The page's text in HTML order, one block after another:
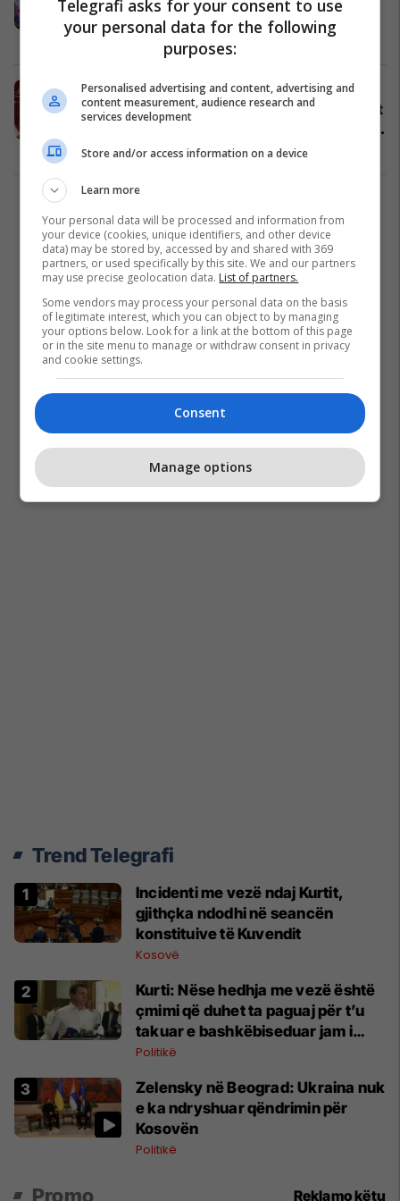
Setienin te Barcelona?
La Liga 16/08/2020
Rezultatet e sondazhit të Marca:
Tifozët e Barcelonës duan president
dhe trajner të ri, si dhe vetëm shtatë
lojtarë të mbesin në klub
La Liga 16/08/2020
Trend Telegrafi
Incidenti me vezë ndaj Kurtit,
gjithçka ndodhi në seancën
konstituive të Kuvendit
Kosovë
Kurti: Nëse hedhja me vezë është
çmimi që duhet ta paguaj për t’u
takuar e bashkëbiseduar jam i
lumtur ta bëj këtë
Politikë
Zelensky në Beograd: Ukraina nuk
e ka ndryshuar qëndrimin për
Kosovën
Politikë
Promo Reklamo këtu
Telegrafi asks for your consent to use
your personal data for the following
purposes:
Personalised advertising and content, advertising and
content measurement, audience research and
services development
Store and/or access information on a device
Learn more
Your personal data will be processed and information from
your device (cookies, unique identifiers, and other device
data) may be stored by, accessed by and shared with 369
partners, or used specifically by this site. We and our partners
may use precise geolocation data. List of partners.
Some vendors may process your personal data on the basis
of legitimate interest, which you can object to by managing
your options below. Look for a link at the bottom of this page
or in the site menu to manage or withdraw consent in privacy
and cookie settings.
Consent
Manage options